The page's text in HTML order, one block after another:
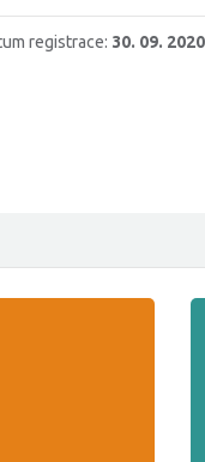
registrace: 30. 09. 2020